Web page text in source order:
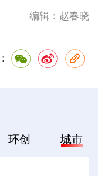
编辑：赵春晓
环创 城市